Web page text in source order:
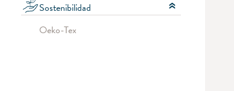
Sostenibilidad
Oeko-Tex